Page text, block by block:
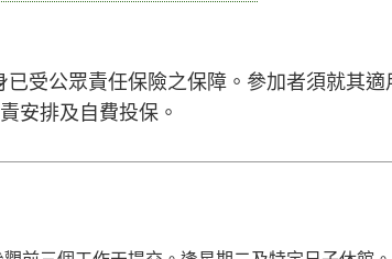
已受公眾責任保險之保障。參加者須就其
安排及自費投保。